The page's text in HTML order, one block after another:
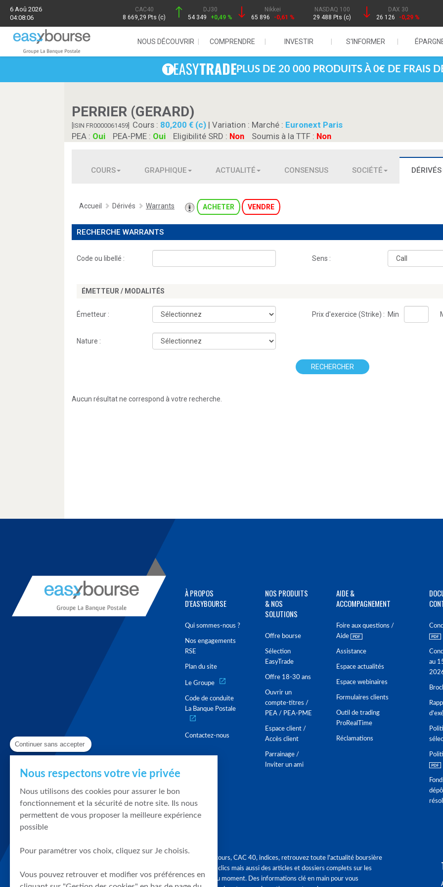
6 Aoû 2026
04:08:06
CAC40
8 669,29 Pts (c)
DJ30
54 349
+0,49 %
Nikkei
65 896
-0,61 %
NASDAQ 100
29 488 Pts (c)
DAX 30
26 126
-0,29 %
NOUS DÉCOUVRIR COMPRENDRE INVESTIR S'INFORMER
PLUS DE 20 000 PRODUITS À 0€ DE FRAIS
PERRIER (GERARD)
[ISIN FR0000061459] Cours : 80,200 € (c) | Variation : Marché : Euronext Paris
PEA : Oui PEA-PME : Oui Eligibilité SRD : Non Soumis à la TTF : Non
COURS GRAPHIQUE ACTUALITÉ CONSENSUS SOCIÉTÉ DÉRIVÉS
Accueil Dérivés Warrants ACHETER VENDRE
RECHERCHE WARRANTS
Code ou libellé : Sens :
ÉMETTEUR / MODALITÉS
Émetteur : Prix d'exercice (Strike) : Min
Nature :
RECHERCHER
Aucun résultat ne correspond à votre recherche.
À PROPOS
D'EASYBOURSE
Qui sommes-nous ?
Nos engagements
RSE
Plan du site
Le Groupe
Code de conduite
La Banque Postale
Contactez-nous
NOS PRODUITS
& NOS
SOLUTIONS
Offre bourse
Sélection
EasyTrade
Offre 18-30 ans
Ouvrir un
compte-titres /
PEA / PEA-PME
Espace client /
Accès client
Parrainage /
Inviter un ami
AIDE &
ACCOMPAGNEMENT
Foire aux questions /
Aide
Assistance
Espace actualités
Espace webinaires
Formulaires clients
Outil de trading
ProRealTime
Réclamations
au
Graphique, cours, CAC 40, indices, retrouvez toute l'actualité boursière
en quelques clics mais aussi des articles et dossiers complets sur les
tendances du moment. Des informations clé en main pour vous
Continuer sans accepter
Nous respectons votre vie privée
Nous utilisons des cookies pour assurer le bon
fonctionnement et la sécurité de notre site. Ils nous
permettent de vous proposer la meilleure expérience
possible
Pour paramétrer vos choix, cliquez sur Je choisis.
Vous pouvez retrouver et modifier vos préférences en